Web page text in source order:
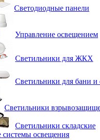
Светодиодные панели
Управление освещением
Светильники для ЖКХ
Светильники для бани и
Светильники
Светильники складские
системы освещения